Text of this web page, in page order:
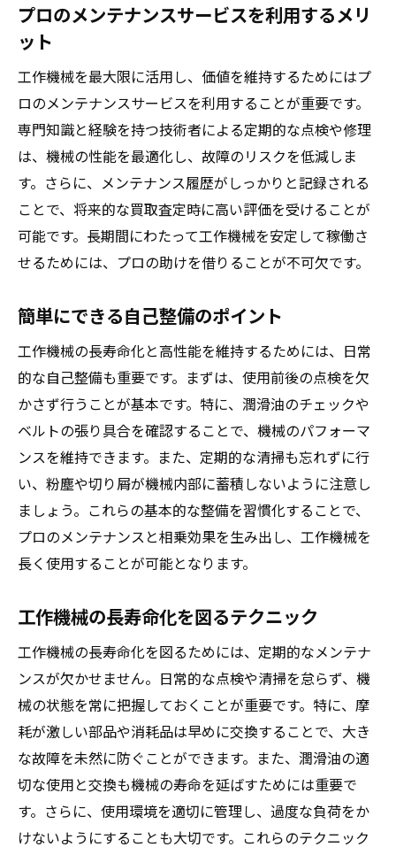
プロのメンテナンスサービスを利用するメリ
ット
工作機械を最大限に活用し、価値を維持するためにはプ
ロのメンテナンスサービスを利用することが重要です。
専門知識と経験を持つ技術者による定期的な点検や修理
は、機械の性能を最適化し、故障のリスクを低減しま
す。さらに、メンテナンス履歴がしっかりと記録される
ことで、将来的な買取査定時に高い評価を受けることが
可能です。長期間にわたって工作機械を安定して稼働さ
せるためには、プロの助けを借りることが不可欠です。
簡単にできる自己整備のポイント
工作機械の長寿命化と高性能を維持するためには、日常
的な自己整備も重要です。まずは、使用前後の点検を欠
かさず行うことが基本です。特に、潤滑油のチェックや
ベルトの張り具合を確認することで、機械のパフォーマ
ンスを維持できます。また、定期的な清掃も忘れずに行
い、粉塵や切り屑が機械内部に蓄積しないように注意し
ましょう。これらの基本的な整備を習慣化することで、
プロのメンテナンスと相乗効果を生み出し、工作機械を
長く使用することが可能となります。
工作機械の長寿命化を図るテクニック
工作機械の長寿命化を図るためには、定期的なメンテナ
ンスが欠かせません。日常的な点検や清掃を怠らず、機
械の状態を常に把握しておくことが重要です。特に、摩
耗が激しい部品や消耗品は早めに交換することで、大き
な故障を未然に防ぐことができます。また、潤滑油の適
切な使用と交換も機械の寿命を延ばすためには重要で
す。さらに、使用環境を適切に管理し、過度な負荷をか
けないようにすることも大切です。これらのテクニック